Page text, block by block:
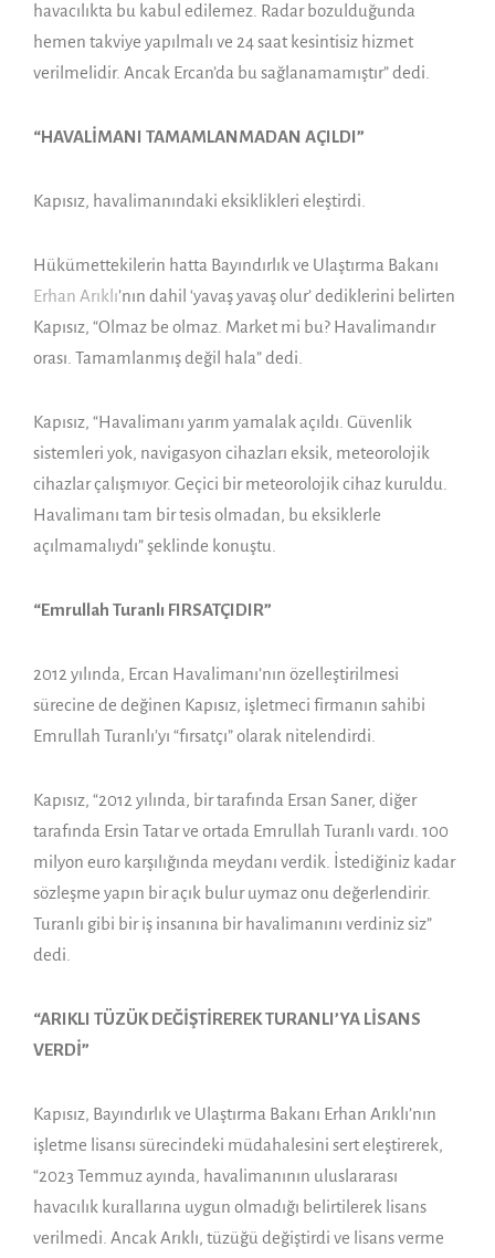
havacılıkta bu kabul edilemez. Radar bozulduğunda
hemen takviye yapılmalı ve 24 saat kesintisiz hizmet
verilmelidir. Ancak Ercan’da bu sağlanamamıştır” dedi.
“HAVALİMANI TAMAMLANMADAN AÇILDI”
Kapısız, havalimanındaki eksiklikleri eleştirdi.
Hükümettekilerin hatta Bayındırlık ve Ulaştırma Bakanı
Erhan Arıklı’nın dahil ‘yavaş yavaş olur’ dediklerini belirten
Kapısız, “Olmaz be olmaz. Market mi bu? Havalimandır
orası. Tamamlanmış değil hala” dedi.
Kapısız, “Havalimanı yarım yamalak açıldı. Güvenlik
sistemleri yok, navigasyon cihazları eksik, meteorolojik
cihazlar çalışmıyor. Geçici bir meteorolojik cihaz kuruldu.
Havalimanı tam bir tesis olmadan, bu eksiklerle
açılmamalıydı” şeklinde konuştu.
“Emrullah Turanlı FIRSATÇIDIR”
2012 yılında, Ercan Havalimanı’nın özelleştirilmesi
sürecine de değinen Kapısız, işletmeci firmanın sahibi
Emrullah Turanlı’yı “fırsatçı” olarak nitelendirdi.
Kapısız, “2012 yılında, bir tarafında Ersan Saner, diğer
tarafında Ersin Tatarve ortada Emrullah Turanlı vardı. 100
milyon euro karşılığında meydanı verdik. İstediğiniz kadar
sözleşme yapın bir açık bulur uymaz onu değerlendirir.
Turanlı gibi bir iş insanına bir havalimanını verdiniz siz”
dedi.
“ARIKLI TÜZÜK DEĞİŞTİREREK TURANLI’YA LİSANS
VERDİ”
Kapısız, Bayındırlık ve Ulaştırma Bakanı Erhan Arıklı’nın
işletme lisansı sürecindeki müdahalesini sert eleştirerek,
“2023 Temmuz ayında, havalimanının uluslararası
havacılık kurallarına uygun olmadığı belirtilerek lisans
verilmedi. Ancak Arıklı, tüzüğü değiştirdi ve lisans verme